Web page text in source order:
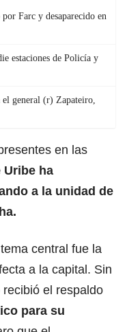
Farc y desaparecido en
estaciones de Policía y
general (r) Zapateiro,
en las
Uribe ha
a la unidad de
central fue la
a la capital. Sin
el respaldo
para su